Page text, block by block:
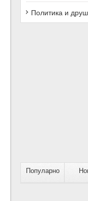
Политика и
Популарно